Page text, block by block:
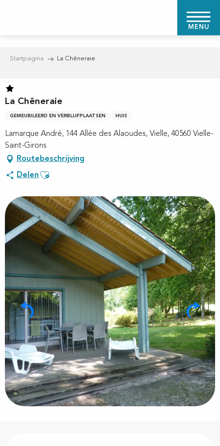
MENU
Startpagina La Chêneraie
La Chêneraie
GEMEUBILEERD EN VERBLIJFPLAATSEN HUIS
Lamarque André, 144 Allée des Alaoudes, Vielle, 40560 Vielle-
Saint-Girons
Routebeschrijving
Delen Ajouter aux favoris